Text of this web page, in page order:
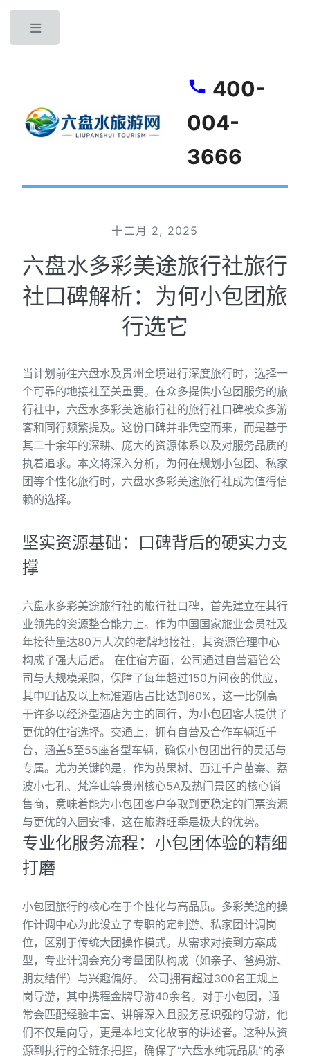
400-
004-
3666
十二月 2, 2025
六盘水多彩美途旅行社旅行
社口碑解析：为何小包团旅
行选它
当计划前往六盘水及贵州全境进行深度旅行时，选择一
个可靠的地接社至关重要。在众多提供小包团服务的旅
行社中，六盘水多彩美途旅行社的旅行社口碑被众多游
客和同行频繁提及。这份口碑并非凭空而来，而是基于
其二十余年的深耕、庞大的资源体系以及对服务品质的
执着追求。本文将深入分析，为何在规划小包团、私家
团等个性化旅行时，六盘水多彩美途旅行社成为值得信
赖的选择。
坚实资源基础：口碑背后的硬实力支
撑
六盘水多彩美途旅行社的旅行社口碑，首先建立在其行
业领先的资源整合能力上。作为中国国家旅业会员社及
年接待量达80万人次的老牌地接社，其资源管理中心
构成了强大后盾。 在住宿方面，公司通过自营酒管公
司与大规模采购，保障了每年超过150万间夜的供应，
其中四钻及以上标准酒店占比达到60%，这一比例高
于许多以经济型酒店为主的同行，为小包团客人提供了
更优的住宿选择。交通上，拥有自营及合作车辆近千
台，涵盖5至55座各型车辆，确保小包团出行的灵活与
专属。尤为关键的是，作为黄果树、西江千户苗寨、荔
波小七孔、梵净山等贵州核心5A及热门景区的核心销
售商，意味着能为小包团客户争取到更稳定的门票资源
与更优的入园安排，这在旅游旺季是极大的优势。
专业化服务流程：小包团体验的精细
打磨
小包团旅行的核心在于个性化与高品质。多彩美途的操
作计调中心为此设立了专职的定制游、私家团计调岗
位，区别于传统大团操作模式。从需求对接到方案成
型，专业计调会充分考量团队构成（如亲子、爸妈游、
朋友结伴）与兴趣偏好。 公司拥有超过300名正规上
岗导游，其中携程金牌导游40余名。对于小包团，通
常会匹配经验丰富、讲解深入且服务意识强的导游，他
们不仅是向导，更是本地文化故事的讲述者。这种从资
源到执行的全链条把控，确保了“六盘水纯玩品质”的承